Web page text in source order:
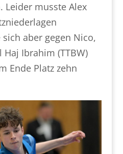
Leider musste Alex
aber gegen Nico,
Haj Ibrahim (TTBW)
Ende Platz zehn